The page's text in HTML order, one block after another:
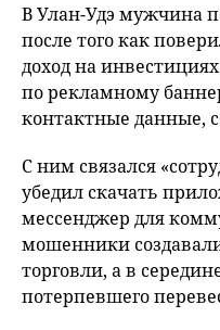
В Улан-Удэ мужчина
после того как
доход на
по рекламному
контактные данные,
С ним связался
убедил скачать
мессенджер для
мошенники
торговли, а в
потерпевшего